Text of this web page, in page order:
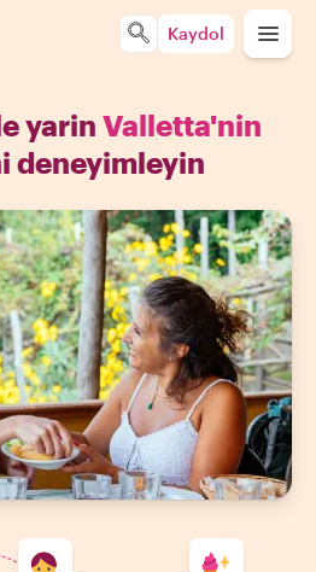
Kaydol
yarin Valletta'nin
deneyimleyin